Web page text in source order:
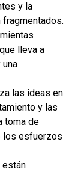
y la
lleva a
las ideas en
y las
toma de
los esfuerzos
están